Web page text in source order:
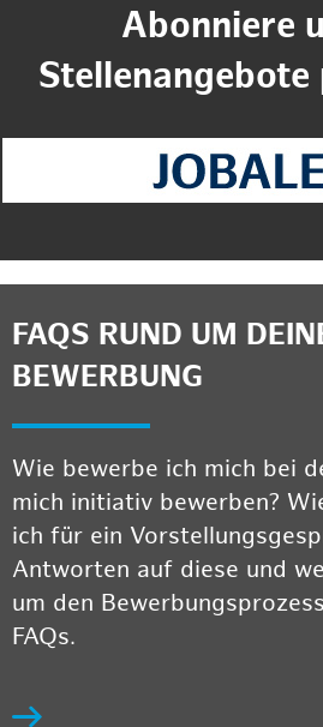
Abonniere
Stellenangebote
FAQS RUND UM
BEWERBUNG
Wie bewerbe ich mich bei
mich initiativ bewerben?
ich für ein
Antworten auf diese und
um den
FAQs.